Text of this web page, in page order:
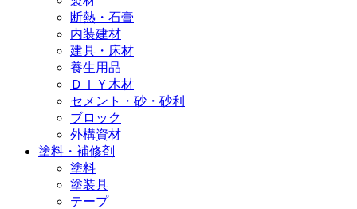
断熱・石膏
内装建材
建具・床材
養生用品
ＤＩＹ木材
セメント・砂・砂利
ブロック
外構資材
塗料・補修剤
塗料
塗装具
テープ